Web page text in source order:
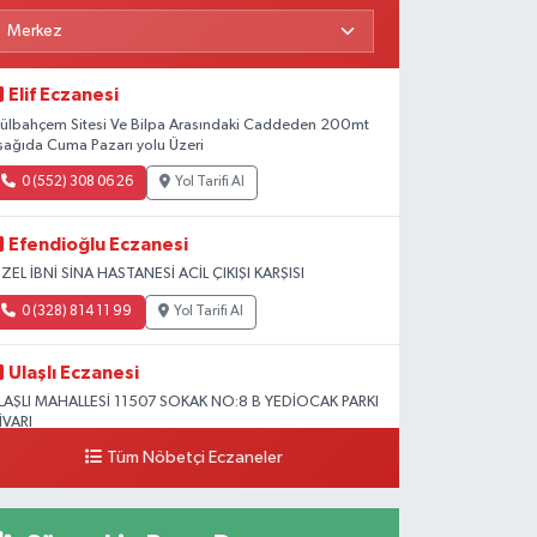
Elif Eczanesi
Sitesi Ve Bilpa Arasındaki Caddeden 200mt
Cuma Pazarı yolu Üzeri
0 (552) 308 06 26 Yol Tarifi Al
Efendioğlu Eczanesi
İBNİ SİNA HASTANESİ ACİL ÇIKIŞI KARŞISI
0 (328) 814 11 99 Yol Tarifi Al
Ulaşlı Eczanesi
MAHALLESİ 11507 SOKAK NO:8 B YEDİOCAK PARKI
0 (546) 158 81 80 Yol Tarifi Al
Tüm Nöbetçi Eczaneler